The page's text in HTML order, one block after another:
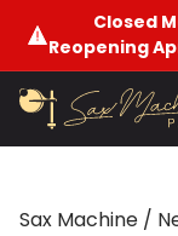
Closed
Reopening
Sax Machine /